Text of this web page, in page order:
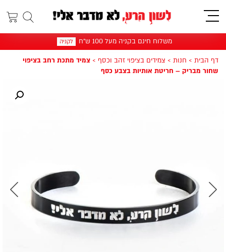
תפריט
משלוח חינם בקניה מעל 100 ש"ח לקניה
דף הבית > חנות > צמידים בציפוי זהב וכסף > צמיד מתכת רחב בציפוי
שחור מבריק – חריטת אותיות בצבע כסף